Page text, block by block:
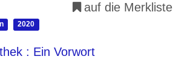
auf die Merkliste
2020
: Ein Vorwort